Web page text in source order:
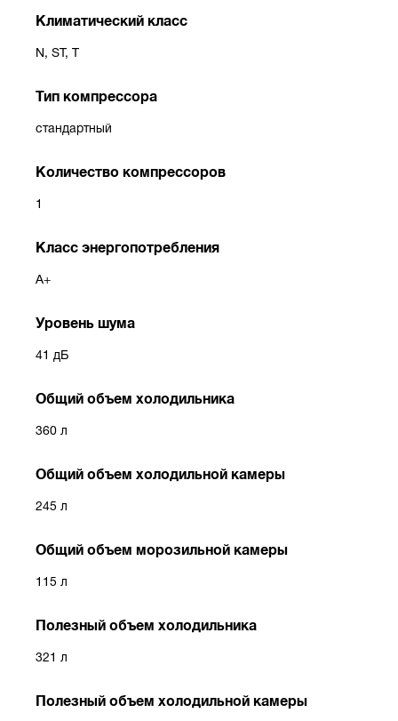
Климатический класс
N, ST, T
Тип компрессора
стандартный
Количество компрессоров
1
Класс энергопотребления
A+
Уровень шума
41 дБ
Общий объем холодильника
360 л
Общий объем холодильной камеры
245 л
Общий объем морозильной камеры
115 л
Полезный объем холодильника
321 л
Полезный объем холодильной камеры